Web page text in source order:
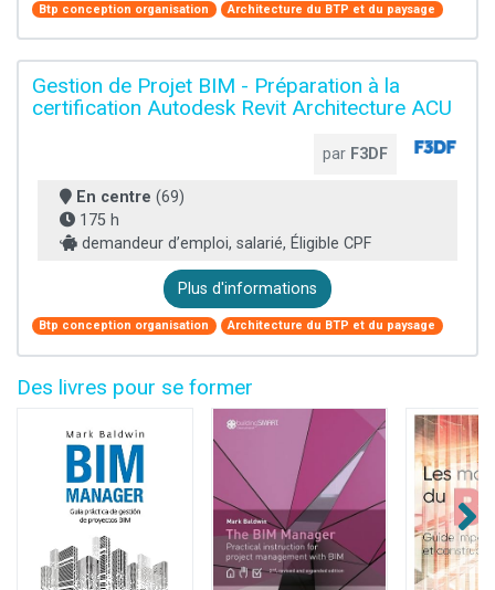
Btp conception organisation Architecture du BTP et du paysage
Gestion de Projet BIM - Préparation à la
certification Autodesk Revit Architecture ACU
par F3DF
En centre (69)
175 h
demandeur d’emploi, salarié, Éligible CPF
Plus d'informations
Btp conception organisation Architecture du BTP et du paysage
Des livres pour se former